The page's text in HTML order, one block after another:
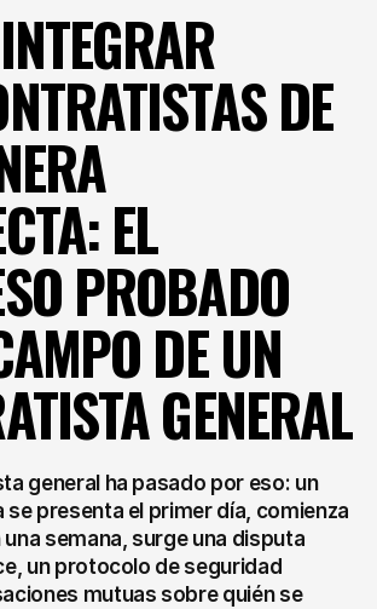
DE
EL
PROBADO
DE UN
GENERAL
general ha pasado por eso: un
presenta el primer día, comienza
una semana, surge una disputa
un protocolo de seguridad
mutuas sobre quién se